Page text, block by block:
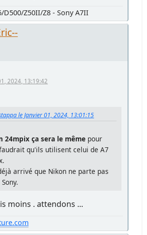
D500/Z50II/Z8 - Sony A7II
2024, 13:19:42
le Janvier 01, 2024, 13:01:15
24mpix ça sera le même pour
qu'ils utilisent celui de A7
arrivé que Nikon ne parte pas
moins . attendons ...